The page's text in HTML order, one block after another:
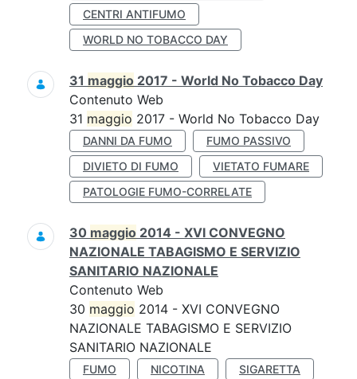
CENTRI ANTIFUMO
WORLD NO TOBACCO DAY
31 maggio 2017 - World No Tobacco Day
Contenuto Web
31 maggio 2017 - World No Tobacco Day
DANNI DA FUMO
FUMO PASSIVO
DIVIETO DI FUMO
VIETATO FUMARE
PATOLOGIE FUMO-CORRELATE
30 maggio 2014 - XVI CONVEGNO
NAZIONALE TABAGISMO E SERVIZIO
SANITARIO NAZIONALE
Contenuto Web
30 maggio 2014 - XVI CONVEGNO
NAZIONALE TABAGISMO E SERVIZIO
SANITARIO NAZIONALE
FUMO NICOTINA
SIGARETTA